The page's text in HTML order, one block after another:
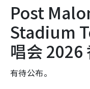
Post
Stadium
唱会 2026
有待公布。